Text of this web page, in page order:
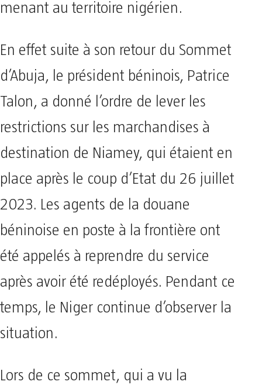
menant au territoire nigérien.
En effet suite à son retour du Sommet
d’Abuja, le président béninois, Patrice
Talon, a donné l’ordre de lever les
restrictions sur les marchandises à
destination de Niamey, qui étaient en
place après le coup d’Etat du 26 juillet
2023. Les agents de la douane
béninoise en poste à la frontière ont
été appelés à reprendre du service
après avoir été redéployés. Pendant ce
temps, le Niger continue d’observer la
situation.
Lors de ce sommet, qui a vu la